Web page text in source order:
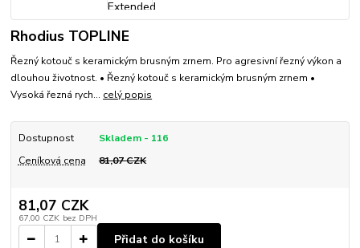
Rhodius TOPLINE
Řezný kotouč s keramickým brusným zrnem. Pro agresivní řezný výkon a
dlouhou životnost. • Řezný kotouč s keramickým brusným zrnem •
Vysoká řezná rych... celý popis
Dostupnost
Skladem - 116
Ceníková cena
81,07 CZK
81,07 CZK
67,00 CZK bez DPH
Přidat do košíku